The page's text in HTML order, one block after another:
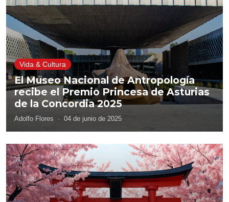
Vida & Cultura
El Museo Nacional de Antropología
recibe el Premio Princesa de Asturias
de la Concordia 2025
Adolfo Flores · 04 de junio de 2025